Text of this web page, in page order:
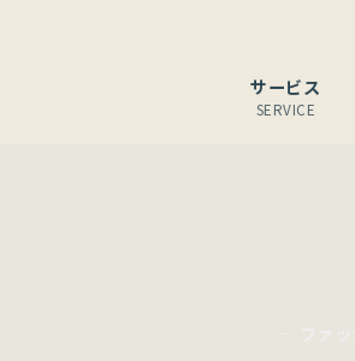
サービス
SERVICE